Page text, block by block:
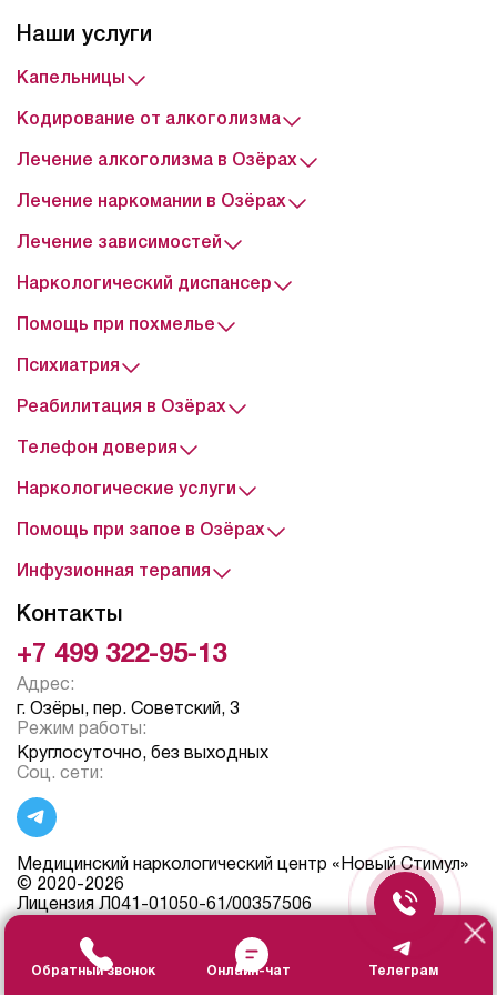
Наши услуги
Капельницы
Кодирование от алкоголизма
Лечение алкоголизма в Озёрах
Лечение наркомании в Озёрах
Лечение зависимостей
Наркологический диспансер
Помощь при похмелье
Психиатрия
Реабилитация в Озёрах
Телефон доверия
Наркологические услуги
Помощь при запое в Озёрах
Инфузионная терапия
Контакты
+7 499 322-95-13
Адрес:
г. Озёры, пер. Советский, 3
Режим работы:
Круглосуточно, без выходных
Соц. сети:
Медицинский наркологический центр «Новый Стимул»
© 2020-2026
Лицензия Л041-01050-61/00357506
Политикой конфиденциальности
Пользовотельское соглашение
Обратный звонок Онлайн-чат Телеграм